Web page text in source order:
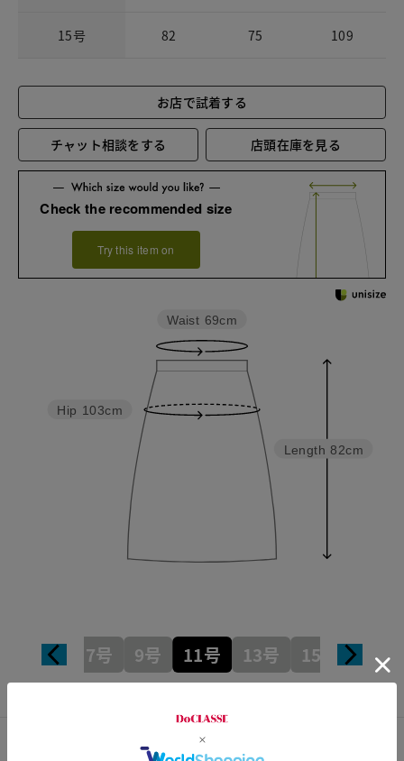
15号 82 75 109
お店で試着する
チャット相談をする 店頭在庫を見る
Check the recommended size
Try this item on
Length 82cm
Hip 103cm
Waist 69cm
7号 9号 11号 13号 15号
カスタマーレビュー